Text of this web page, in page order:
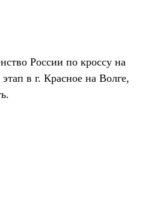
России по кроссу на
в г. Красное на Волге,